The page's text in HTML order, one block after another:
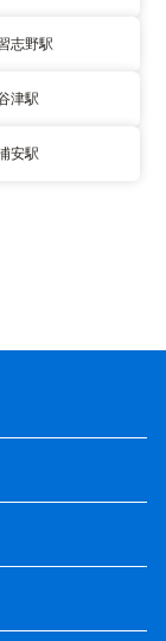
志野駅
津駅
安駅